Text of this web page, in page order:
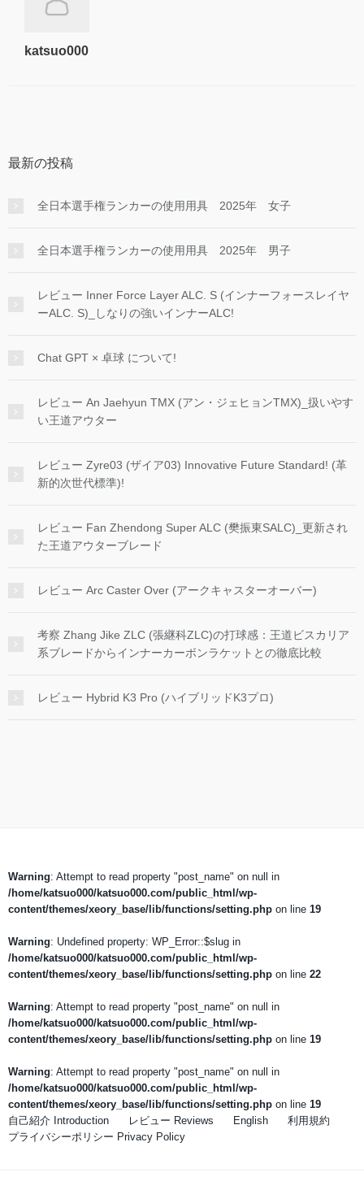
katsuo000
最新の投稿
全日本選手権ランカーの使用用具 2025年 女子
全日本選手権ランカーの使用用具 2025年 男子
レビュー Inner Force Layer ALC. S (インナーフォースレイヤ
ーALC. S)_しなりの強いインナーALC!
Chat GPT × 卓球 について!
レビュー An Jaehyun TMX (アン・ジェヒョンTMX)_扱いやす
い王道アウター
レビュー Zyre03 (ザイア03) Innovative Future Standard! (革
新的次世代標準)!
レビュー Fan Zhendong Super ALC (樊振東SALC)_更新され
た王道アウターブレード
レビュー Arc Caster Over (アークキャスターオーバー)
考察 Zhang Jike ZLC (張継科ZLC)の打球感：王道ビスカリア
系ブレードからインナーカーボンラケットとの徹底比較
レビュー Hybrid K3 Pro (ハイブリッドK3プロ)
Warning: Attempt to read property "post_name" on null in
/home/katsuo000/katsuo000.com/public_html/wp-
content/themes/xeory_base/lib/functions/setting.php on line 19
Warning: Undefined property: WP_Error::$slug in
/home/katsuo000/katsuo000.com/public_html/wp-
content/themes/xeory_base/lib/functions/setting.php on line 22
Warning: Attempt to read property "post_name" on null in
/home/katsuo000/katsuo000.com/public_html/wp-
content/themes/xeory_base/lib/functions/setting.php on line 19
Warning: Attempt to read property "post_name" on null in
/home/katsuo000/katsuo000.com/public_html/wp-
content/themes/xeory_base/lib/functions/setting.php on line 19
自己紹介 Introduction
レビュー Reviews English
利用規約
プライバシーポリシー Privacy Policy